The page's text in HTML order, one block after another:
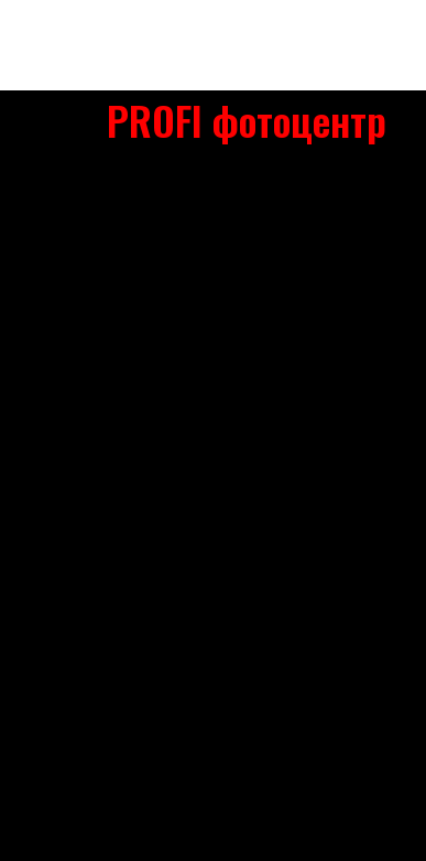
PROFI фотоцентр